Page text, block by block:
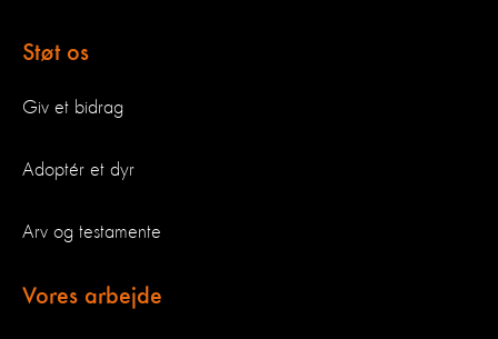
Støt os
Giv et bidrag
Adoptér et dyr
Arv og testamente
Vores arbejde